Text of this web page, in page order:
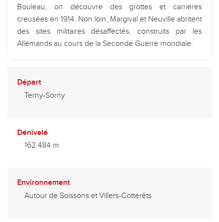
Bouleau, on découvre des grottes et carrières
creusées en 1914. Non loin, Margival et Neuville abritent
des sites militaires désaffectés, construits par les
Allemands au cours de la Seconde Guerre mondiale.
Départ
Terny-Sorny
Dénivelé
162.484 m
Environnement
Autour de Soissons et Villers-Cotterêts